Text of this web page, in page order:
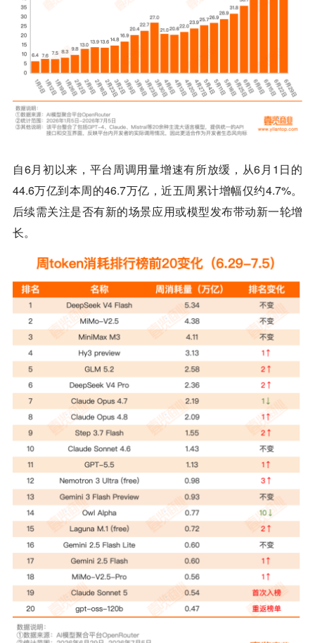
自6月初以来，平台周调用量增速有所放缓，从6月1日的
44.6万亿到本周的46.7万亿，近五周累计增幅仅约4.7%。
后续需关注是否有新的场景应用或模型发布带动新一轮增
长。